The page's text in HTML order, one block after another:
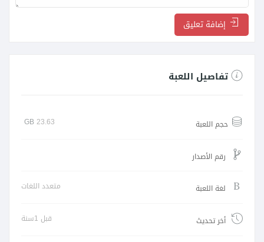
إضافة تعليق
تفاصيل اللعبة
حجم اللعبة 23.63
GB
رقم الأصدار
لغة اللعبة متعدد اللغات
أخر تحديث قبل 1سنة